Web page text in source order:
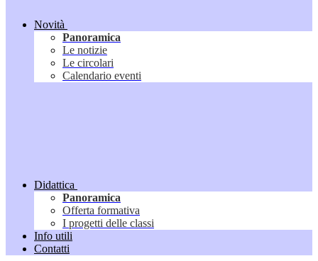
Novità
Panoramica
Le notizie
Le circolari
Calendario eventi
Didattica
Panoramica
Offerta formativa
I progetti delle classi
Info utili
Contatti